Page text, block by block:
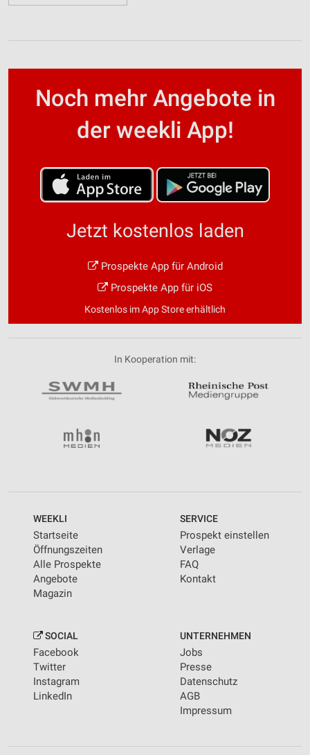
Noch mehr Angebote in
der weekli App!
Jetzt kostenlos laden
Prospekte App für Android
Prospekte App für iOS
Kostenlos im App Store erhältlich
In Kooperation mit:
WEEKLI
Startseite
Öffnungszeiten
Alle Prospekte
Angebote
Magazin
SERVICE
Prospekt einstellen
Verlage
FAQ
Kontakt
SOCIAL
Facebook
Twitter
Instagram
LinkedIn
UNTERNEHMEN
Jobs
Presse
Datenschutz
AGB
Impressum